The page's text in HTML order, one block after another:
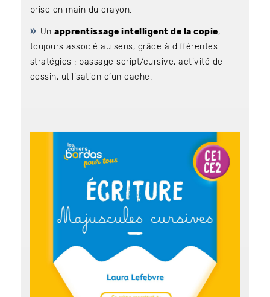
prise en main du crayon.
Unapprentissage intelligent de la copie,
toujours associé au sens, grâce à différentes
stratégies : passage script/cursive, activité de
dessin, utilisation d’un cache.